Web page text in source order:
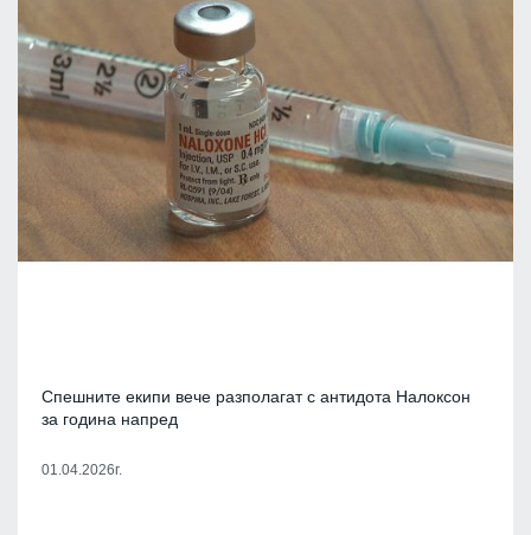
Спешните екипи вече разполагат с антидота Налоксон
за година напред
01.04.2026г.